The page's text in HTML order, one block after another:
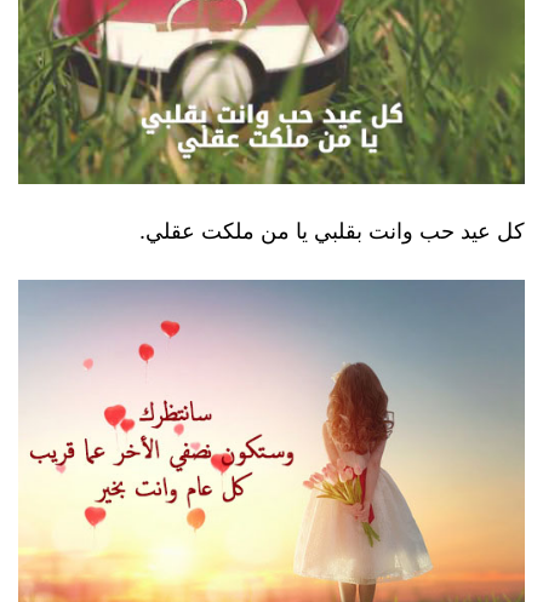
كل عيد حب وانت بقلبي يا من ملكت عقلي.